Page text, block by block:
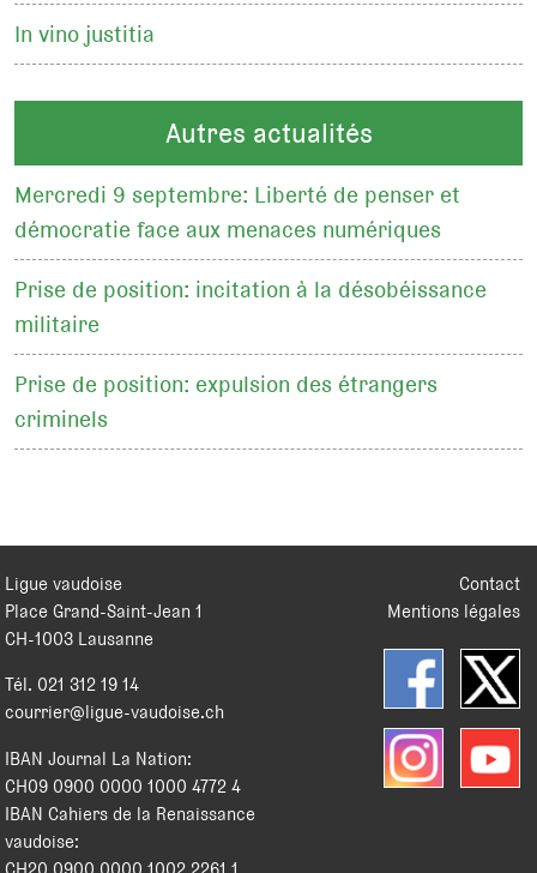
In vino justitia
Autres actualités
Mercredi 9 septembre: Liberté de penser et
démocratie face aux menaces numériques
Prise de position: incitation à la désobéissance
militaire
Prise de position: expulsion des étrangers
criminels
Contact
Mentions légales
Ligue vaudoise
Place Grand-Saint-Jean 1
CH-1003 Lausanne
Tél. 021 312 19 14
courrier@ligue-vaudoise.ch
IBAN Journal La Nation:
CH09 0900 0000 1000 4772 4
IBAN Cahiers de la Renaissance
vaudoise: